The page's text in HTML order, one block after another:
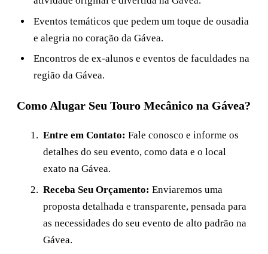
Eventos temáticos que pedem um toque de ousadia
e alegria no coração da Gávea.
Encontros de ex-alunos e eventos de faculdades na
região da Gávea.
Como Alugar Seu Touro Mecânico na Gávea?
Entre em Contato: Fale conosco e informe os
detalhes do seu evento, como data e o local
exato na Gávea.
Receba Seu Orçamento: Enviaremos uma
proposta detalhada e transparente, pensada para
as necessidades do seu evento de alto padrão na
Gávea.